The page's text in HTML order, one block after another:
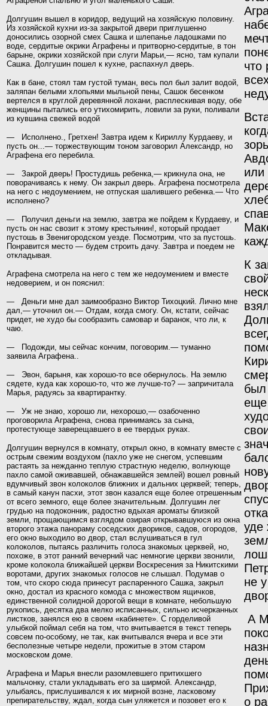
Долгушин вышел в коридор, ведущий на хозяйскую половину.
Из хозяйской кухни из-за закрытой двери приглушенно
доносились озорной смех Сашка и шлепанье ладошками по
воде, сердитые окрики Аграфены и притворно-сердитые, в тон
барыне, окрики хозяйской при слуги Марьи,— ясно, там купали
Сашка. Долгушин пошел к кухне, распахнул дверь.
Как в бане, стоял там густой туман, весь пол был залит водой,
заляпан белыми хлопьями мыльной пены, Сашок бесенком
вертелся в круглой деревянной лохани, расплескивая воду, обе
женщины пытались его утихомирить, ловили за руки, поливали
из кувшина свежей водой
— Исполнено., Гретхен! Завтра идем к Кириллу Курдаеву, и
пусть он...— торжествующим тоном заговорил Александр, но
Аграфена его перебила.
— Закрой дверь! Простудишь ребенка,— крикнула она, не
поворачиваясь к нему. Он закрыл дверь. Аграфена посмотрела
на него с недоумением, не отпуская шалившего ребенка.— Что
исполнено?
— Получил деньги на землю, завтра же пойдем к Курдаеву, и
пусть он нас свозит к этому крестьянин!, который продает
пустошь в Звенигородском уезде. Посмотрим, что за пустошь.
Понравится место — будем строить дачу. Завтра и поедем не
откладывая.
Аграфена смотрела на него с тем же недоумением и вместе
недоверием, и он пояснил:
— Деньги мне дал заимообразно Виктор Тихоцкий. Лично мне
дал,— уточнил он.— Отдам, когда смогу. Он, кстати, сейчас
придет, не худо бы сообразить самовар и баранок, что ли, к
чаю.
— Подожди, мы сейчас кончим, поговорим.— туманно
заявила Аграфена..
— Эвон, барыня, как хорошо-то все обернулось. На землю
сядете, куда как хорошо-то, что же лучше-то? — запричитала
Марья, радуясь за квартирантку.
— Уж не знаю, хорошо ли, нехорошо,— озабоченно
проговорила Аграфена, снова принимаясь за сына,
протестующе заверещавшего в ее твердых руках.
Долгушин вернулся в комнату, открыл окно, в комнату вместе с
острым свежим воздухом (пахло уже не снегом, успевшим
растаять за нежданно теплую страстную неделю, волнующе
пахло самой оживавшей, обнажавшейся землей) вошел ровный
вдумчивый звон колоколов ближних и дальних церквей; теперь,
в самый канун пасхи, этот звон казался еще более отрешенным
от всего земного, еще более значительным. Долгушин лег
грудью на подоконник, радостно вдыхая ароматы близкой
земли, прощающимся взглядом озирая открывавшуюся из окна
второго этажа панораму соседских двориков, садов, ого­родов,
его окно выходило во двор, стал вслушиваться в гул
колоколов, пытаясь различить голоса знакомых церквей, но,
похоже, в этот ранний вечерний час немногие церкви звонили,
кроме колокола ближайшей церкви Воскресения за Никитскими
воротами, других знакомых голосов не слышал. Подумав о
том, что скоро сюда принесут распаренного Сашка, закрыл
окно, достал из красного комода с множеством ящичков,
единственной солидной дорогой вещи в комнате, небольшую
рукопись, десятка два мелко исписанных, сильно исчерканных
листков, занялся ею в своем «кабинете». С горделивой
улыбкой поймал себя на том, что вчитывается в текст теперь
совсем по-особому, не так, как вчитывался вчера и все эти
бесполезные четыре недели, прожитые в этом старом
московском доме.
Аграфена и Марья внесли разомлевшего притихшего
мальчонку, стали укладывать его за ширмой. Александр,
улыбаясь, прислушивался к их мирной возне, ласковому
препирательству, ждал, когда сын уляжется и позовет его к
что
или
К
по
был
еще
уде
не
А
о